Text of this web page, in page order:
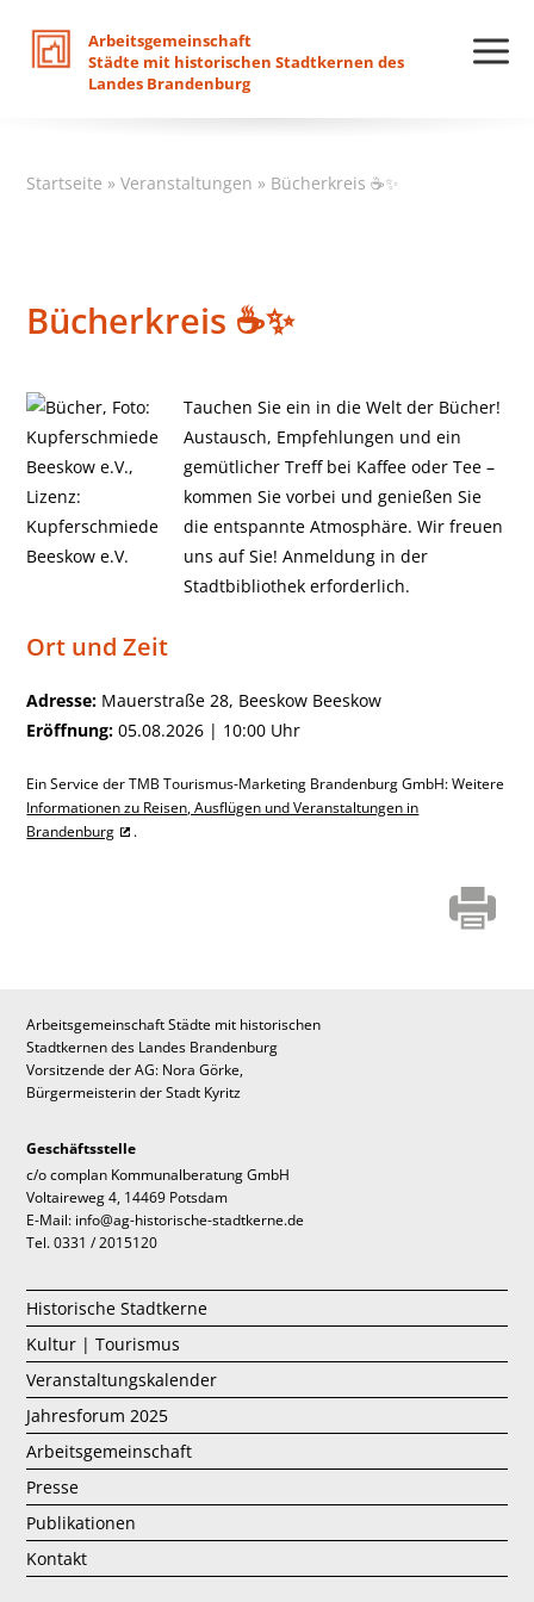
Arbeitsgemeinschaft
Städte mit historischen Stadtkernen des
Landes Brandenburg
Startseite »Veranstaltungen » Bücherkreis ☕✨
Bücherkreis ☕✨
Tauchen Sie ein in die Welt der Bücher!
Austausch, Empfehlungen und ein
gemütlicher Treff bei Kaffee oder Tee –
kommen Sie vorbei und genießen Sie
die entspannte Atmosphäre. Wir freuen
uns auf Sie! Anmeldung in der
Stadtbibliothek erforderlich.
Ort und Zeit
Adresse: Mauerstraße 28, Beeskow Beeskow
Eröffnung: 05.08.2026 | 10:00 Uhr
Ein Service der TMB Tourismus-Marketing Brandenburg GmbH: Weitere
Informationen zu Reisen, Ausflügen und Veranstaltungen in
Brandenburg
.
Arbeitsgemeinschaft Städte mit historischen
Stadtkernen des Landes Brandenburg
Vorsitzende der AG: Nora Görke,
Bürgermeisterin der Stadt Kyritz
Geschäftsstelle
c/o complan Kommunalberatung GmbH
Voltaireweg 4, 14469 Potsdam
E-Mail: info@ag-historische-stadtkerne.de
Tel. 0331 / 2015120
Historische Stadtkerne
Kultur | Tourismus
Veranstaltungskalender
Jahresforum 2025
Arbeitsgemeinschaft
Presse
Publikationen
Kontakt